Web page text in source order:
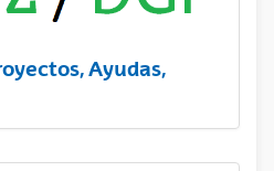
Ayudas,